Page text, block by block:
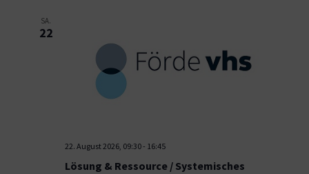
SA.
22
22. August 2026, 09:30- 16:45
Lösung & Ressource / Systemisches